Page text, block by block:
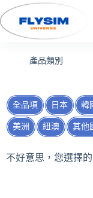
產品類別
全品項 日本 韓
美洲 紐澳 其他
不好意思，您選擇